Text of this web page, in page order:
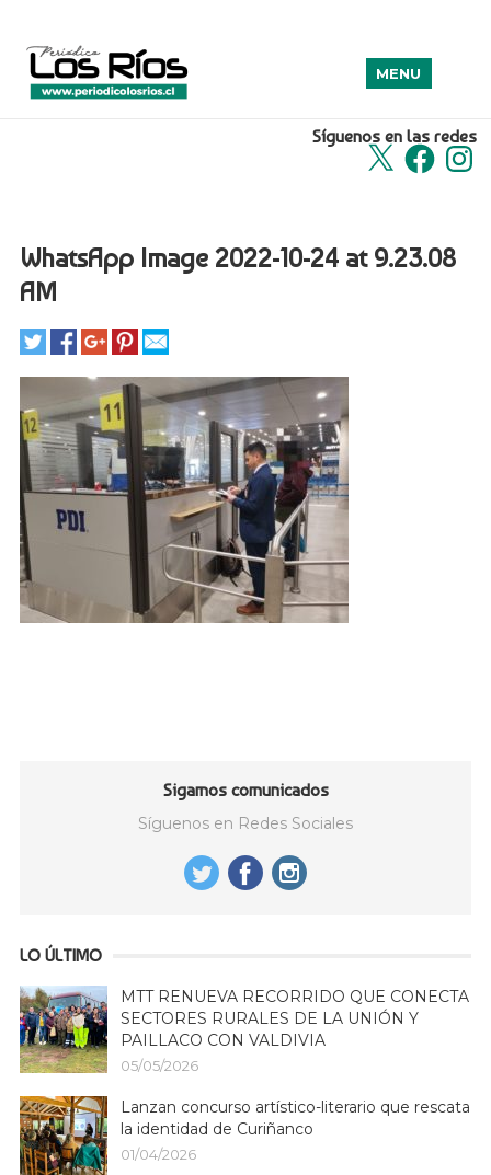
Síguenos en las redes
X Facebook
MENU
WhatsApp Image 2022-10-24 at 9.23.08
AM
Sigamos comunicados
Síguenos en Redes Sociales
LO ÚLTIMO
MTT RENUEVA RECORRIDO QUE CONECTA
SECTORES RURALES DE LA UNIÓN Y
PAILLACO CON VALDIVIA
05/05/2026
Lanzan concurso artístico-literario que rescata
la identidad de Curiñanco
01/04/2026